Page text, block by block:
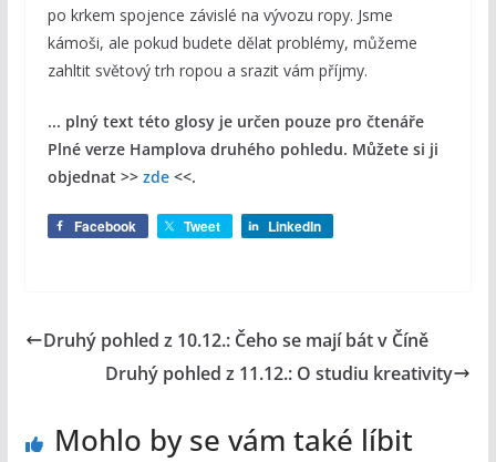
po krkem spojence závislé na vývozu ropy. Jsme
kámoši, ale pokud budete dělat problémy, můžeme
zahltit světový trh ropou a srazit vám příjmy.
... plný text této glosy je určen pouze pro čtenáře
Plné verze Hamplova druhého pohledu. Můžete si ji
objednat >> zde<<.
Facebook Tweet LinkedIn
Druhý pohled z 10.12.: Čeho se mají bát v Číně
Druhý pohled z 11.12.: O studiu kreativity
Mohlo by se vám také líbit